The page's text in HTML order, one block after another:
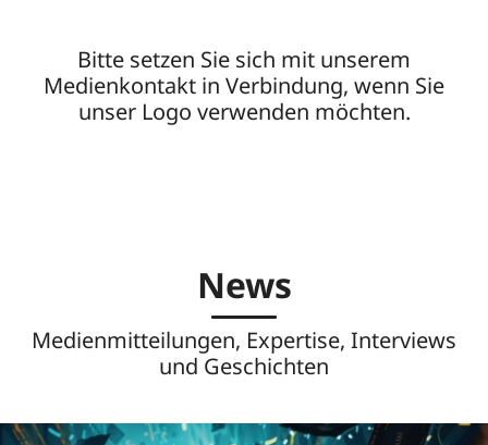
Bitte setzen Sie sich mit unserem
Medienkontakt in Verbindung, wenn Sie
unser Logo verwenden möchten.
News
Medienmitteilungen, Expertise, Interviews
und Geschichten